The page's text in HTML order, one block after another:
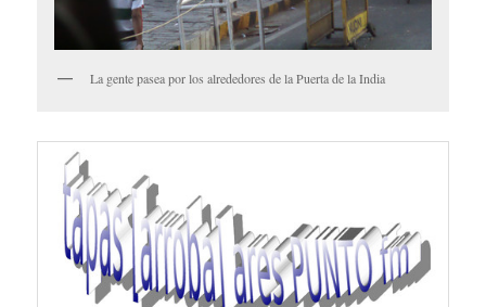
La gente pasea por los alrededores de la Puerta de la India